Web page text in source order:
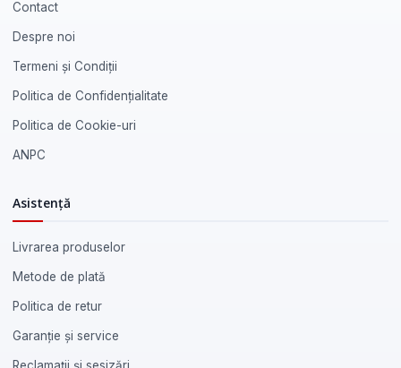
Contact
Despre noi
Termeni și Condiții
Politica de Confidențialitate
Politica de Cookie-uri
ANPC
Asistență
Livrarea produselor
Metode de plată
Politica de retur
Garanție și service